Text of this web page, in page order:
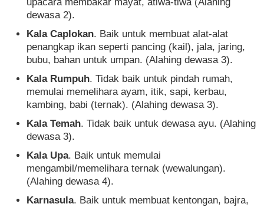
dewasa 2).
Kala Caplokan. Baik untuk membuat alat-alat
penangkap ikan seperti pancing (kail), jala, jaring,
bubu, bahan untuk umpan. (Alahing dewasa 3).
Kala Rumpuh. Tidak baik untuk pindah rumah,
memulai memelihara ayam, itik, sapi, kerbau,
kambing, babi (ternak). (Alahing dewasa 3).
Kala Temah. Tidak baik untuk dewasa ayu. (Alahing
dewasa 3).
Kala Upa. Baik untuk memulai
mengambil/memelihara ternak (wewalungan).
(Alahing dewasa 4).
Karnasula. Baik untuk membuat kentongan, bajra,